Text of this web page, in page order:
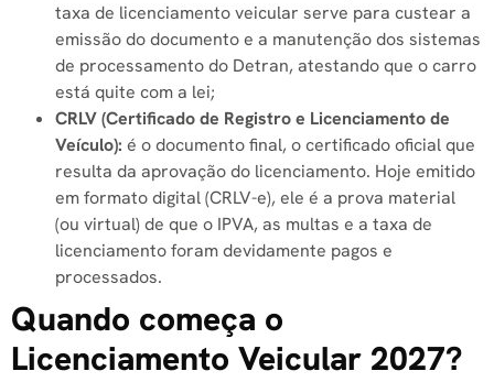
taxa de licenciamento veicular serve para custear a
emissão do documento e a manutenção dos sistemas
de processamento do Detran, atestando que o carro
está quite com a lei;
CRLV (Certificado de Registro e Licenciamento de
Veículo): é o documento final, o certificado oficial que
resulta da aprovação do licenciamento. Hoje emitido
em formato digital (CRLV-e), ele é a prova material
(ou virtual) de que o IPVA, as multas e a taxa de
licenciamento foram devidamente pagos e
processados.
Quando começa o
Licenciamento Veicular 2027?